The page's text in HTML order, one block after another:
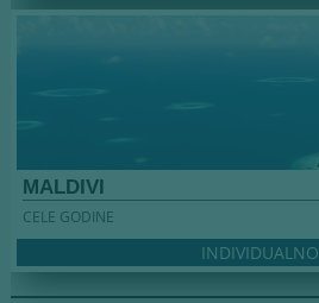
MALDIVI
CELE GODINE
INDIVIDUALNO